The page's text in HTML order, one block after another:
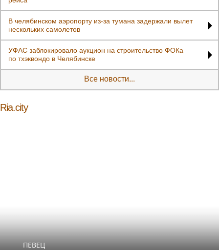
В челябинском аэропорту из-за тумана задержали вылет
нескольких самолетов
УФАС заблокировало аукцион на строительство ФОКа
по тхэквондо в Челябинске
Все новости...
Ria.city
ПЕВЕЦ